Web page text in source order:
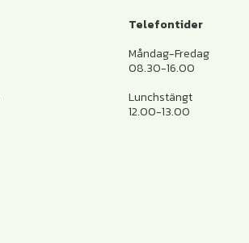
Telefontider
Måndag-Fredag
08.30-16.00
Lunchstängt
12.00-13.00